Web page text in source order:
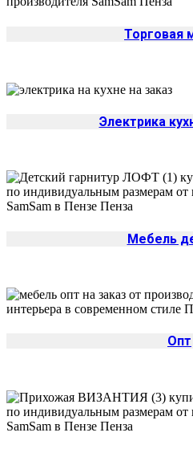
Торговая
Электрика
Мебель
Опт